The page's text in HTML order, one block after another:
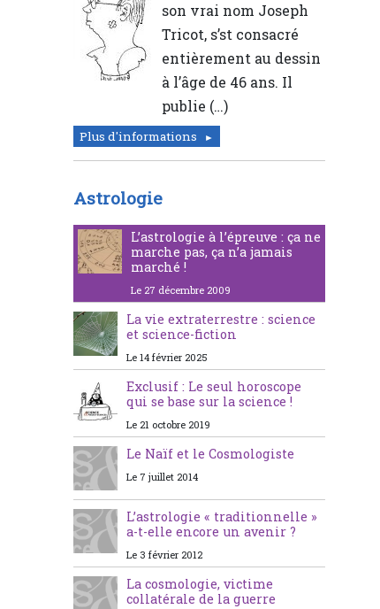
son vrai nom Joseph
Tricot, s’st consacré
entièrement au dessin
à l’âge de 46 ans. Il
publie (…)
Plus d'informations
Astrologie
L’astrologie à l’épreuve : ça ne
marche pas, ça n’a jamais
marché !
Le 27 décembre 2009
La vie extraterrestre : science
et science-fiction
Le 14 février 2025
Exclusif : Le seul horoscope
qui se base sur la science !
Le 21 octobre 2019
Le Naïf et le Cosmologiste
Le 7 juillet 2014
L’astrologie « traditionnelle »
a-t-elle encore un avenir ?
Le 3 février 2012
La cosmologie, victime
collatérale de la guerre